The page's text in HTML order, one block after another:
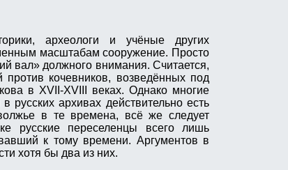
археологи и учёные других
масштабам сооружение. Просто
вал» должного внимания. Считается,
против кочевников, возведённых под
в XVII-XVIII веках. Однако многие
русских архивах действительно есть
в те времена, всё же следует
русские переселенцы всего лишь
к тому времени. Аргументов в
хотя бы два из них.